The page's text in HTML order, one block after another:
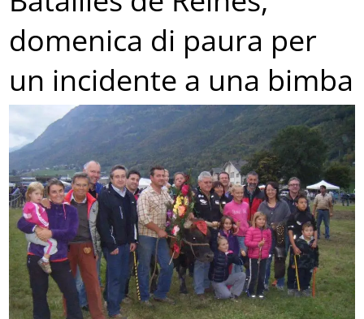
domenica di paura per
un incidente a una bimba